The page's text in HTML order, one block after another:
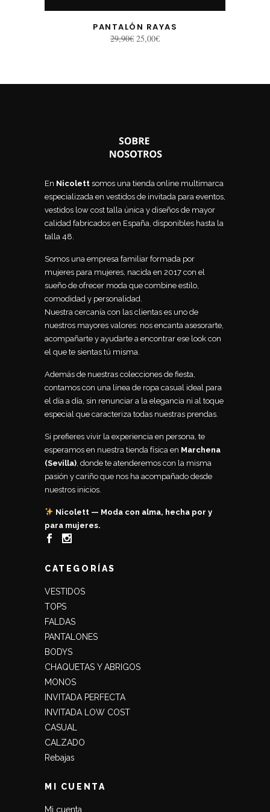
PANTALÓN RAYAS
29,90€ El
precio
25,00€El
En Nicolett somos una tienda online multimarca
especializada en vestidos de invitada para eventos,
vestidos low cost talla única y diseños de mayor
calidad fabricados en España, disponibles hasta la
talla 48.
Somos una empresa familiar formada por
mujeres para mujeres, nacida en 2017 con el
sueño de ofrecer moda que combine estilo,
comodidad y personalidad.
Nuestra cercanía con las clientas es uno de
nuestros mayores valores: nos encanta asesorarte,
acompañarte y ayudarte a encontrar ese look con
el que te sientas tú misma.
Además de nuestras colecciones de fiesta,
contamos con una línea de ropa casual ideal para
el día a día, sin renunciar a la elegancia ni al toque
especial que caracteriza todas nuestras prendas.
Si prefieres vivir la experiencia en persona, te
esperamos en nuestra tienda física en Marchena
(Sevilla) , donde te atenderemos con la misma
pasión y cariño que nos ha acompañado desde
nuestros inicios.
Nicolett — Moda con alma, hecha por y
para mujeres.
CATEGORÍAS
VESTIDOS
TOPS
FALDAS
PANTALONES
BODYS
CHAQUETAS Y ABRIGOS
MONOS
INVITADA PERFECTA
INVITADA LOW COST
CASUAL
CALZADO
Rebajas
MI CUENTA
Mi cuenta